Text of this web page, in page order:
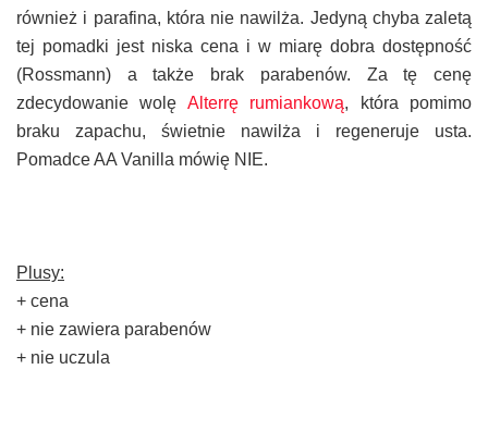
również i parafina, która nie nawilża. Jedyną chyba zaletą
tej pomadki jest niska cena i w miarę dobra dostępność
(Rossmann) a także brak parabenów. Za tę cenę
zdecydowanie wolę Alterrę rumiankową, która pomimo
braku zapachu, świetnie nawilża i regeneruje usta.
Pomadce AA Vanilla mówię NIE.
Plusy:
+ cena
+ nie zawiera parabenów
+ nie uczula